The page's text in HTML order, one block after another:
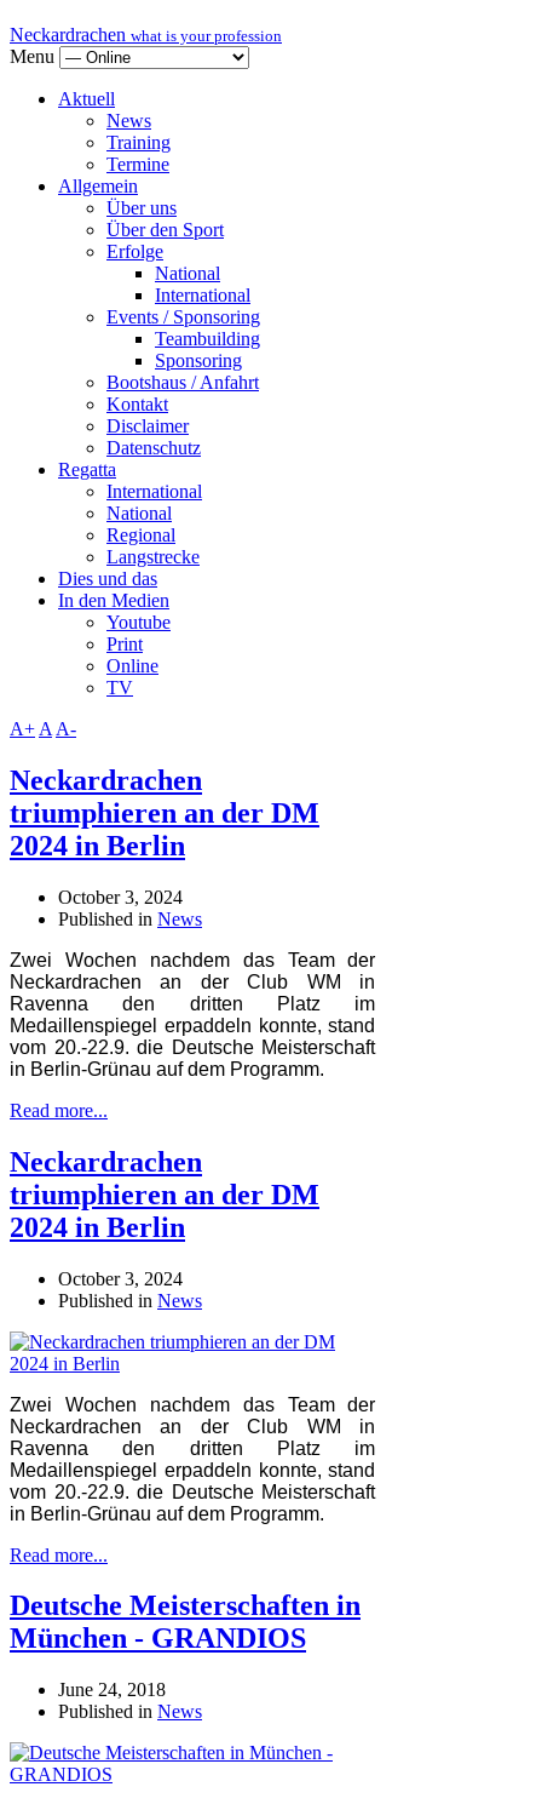
Neckardrachen what is your profession
Menu
Aktuell
News
Training
Termine
Allgemein
Über uns
Über den Sport
Erfolge
National
International
Events / Sponsoring
Teambuilding
Sponsoring
Bootshaus / Anfahrt
Kontakt
Disclaimer
Datenschutz
Regatta
International
National
Regional
Langstrecke
Dies und das
In den Medien
Youtube
Print
Online
TV
A+ A A-
Neckardrachen
triumphieren an der DM
2024 in Berlin
October 3, 2024
Published in News
Zwei Wochen nachdem das Team der
Neckardrachen an der Club WM in
Ravenna den dritten Platz im
Medaillenspiegel erpaddeln konnte, stand
vom 20.-22.9. die Deutsche Meisterschaft
in Berlin-Grünau auf dem Programm.
Read more...
Neckardrachen
triumphieren an der DM
2024 in Berlin
October 3, 2024
Published in News
Zwei Wochen nachdem das Team der
Neckardrachen an der Club WM in
Ravenna den dritten Platz im
Medaillenspiegel erpaddeln konnte, stand
vom 20.-22.9. die Deutsche Meisterschaft
in Berlin-Grünau auf dem Programm.
Read more...
Deutsche Meisterschaften in
München - GRANDIOS
June 24, 2018
Published in News